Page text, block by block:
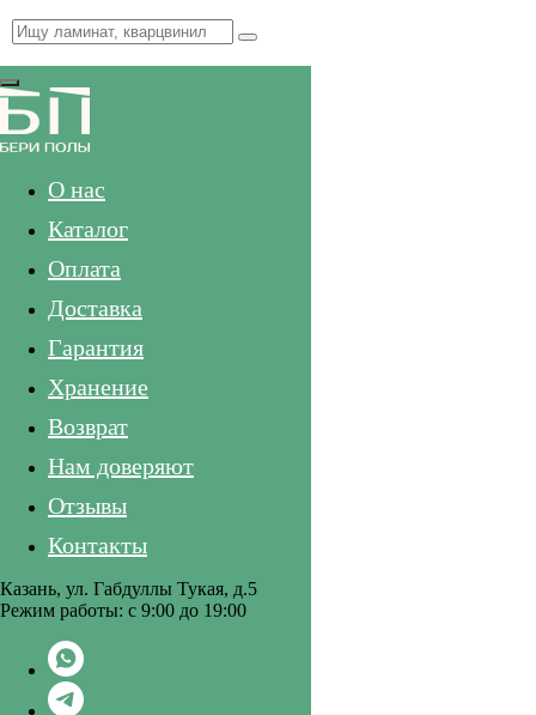
О нас
Каталог
Оплата
Доставка
Гарантия
Хранение
Возврат
Нам доверяют
Отзывы
Контакты
Казань, ул. Габдуллы Тукая, д.5
Режим работы: с 9:00 до 19:00